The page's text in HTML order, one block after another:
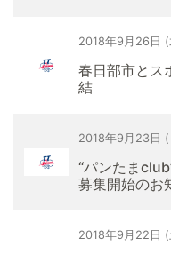
2018年9月26日 (
春日部市とス
結
2018年9月23日 (
“パンたま
募集開始のお
2018年9月22日 (